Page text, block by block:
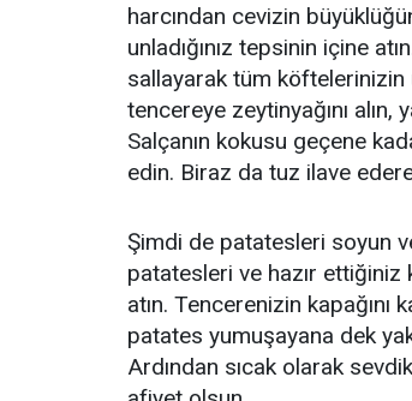
harcından cevizin
unladığınız tepsinin içine
sallayarak tüm köftelerinizin
tencereye zeytinyağını alın,
Salçanın kokusu geçene
edin. Biraz da tuz ilave
Şimdi de patatesleri soyun
patatesleri ve hazır
atın. Tencerenizin kapağını
patates yumuşayana dek
Ardından sıcak olarak